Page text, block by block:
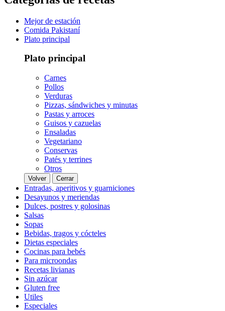
Mejor de estación
Comida Pakistaní
Plato principal
Plato principal
Carnes
Pollos
Verduras
Pizzas, sándwiches y minutas
Pastas y arroces
Guisos y cazuelas
Ensaladas
Vegetariano
Conservas
Patés y terrines
Otros
Volver Cerrar
Entradas, aperitivos y guarniciones
Desayunos y meriendas
Dulces, postres y golosinas
Salsas
Sopas
Bebidas, tragos y cócteles
Dietas especiales
Cocinas para bebés
Para microondas
Recetas livianas
Sin azúcar
Gluten free
Utiles
Especiales